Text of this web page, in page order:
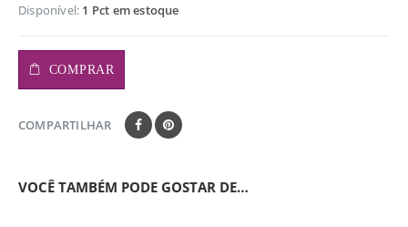
Disponível: 1 Pct em estoque
COMPRAR
COMPARTILHAR
VOCÊ TAMBÉM PODE GOSTAR DE…